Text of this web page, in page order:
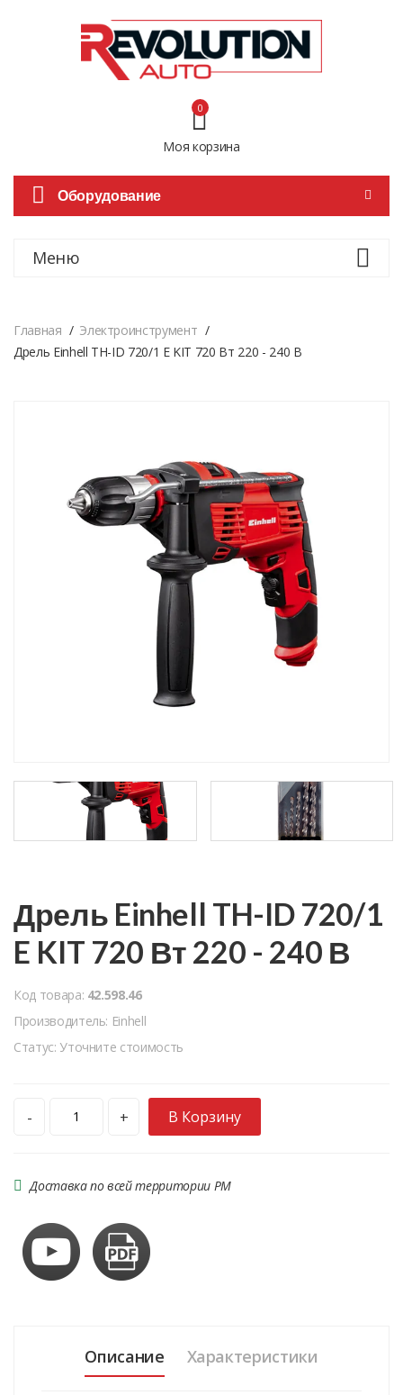
Моя корзина
0
Оборудование
Меню
Главная
Электроинструмент
Дрель Einhell TH-ID 720/1 E KIT 720 Вт 220 - 240 В
Дрель Einhell TH-ID 720/1
E KIT 720 Вт 220 - 240 В
Код товара: 42.598.46
Производитель: Einhell
Статус: Уточните стоимость
- + В Корзину
Доставка по всей территории РМ
Описание Характеристики